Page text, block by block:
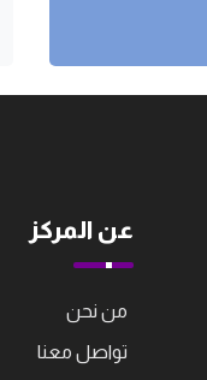
عن المركز
من نحن
تواصل معنا